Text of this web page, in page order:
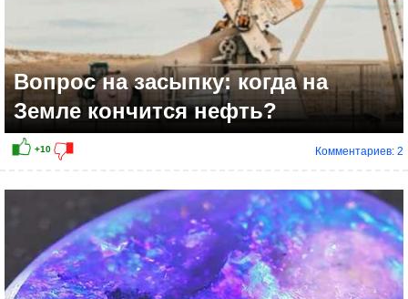
Вопрос на засыпку: когда на
Земле кончится нефть?
Комментариев: 2